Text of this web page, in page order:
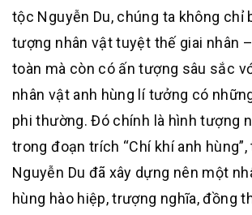
tộc Nguyễn Du, chúng ta không chỉ
tượng nhân vật tuyệt thế giai nhân
toàn mà còn có ấn tượng sâu sắc
nhân vật anh hùng lí tưởng có
phi thường. Đó chính là hình tượng
trong đoạn trích “Chí khí anh hùng”,
Nguyễn Du đã xây dựng nên một
hùng hào hiệp, trượng nghĩa, đồng